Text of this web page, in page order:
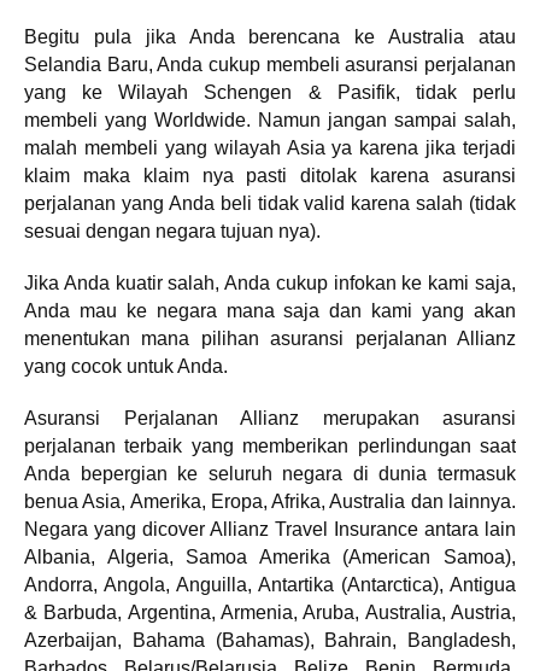
Begitu pula jika Anda berencana ke Australia atau
Selandia Baru, Anda cukup membeli asuransi perjalanan
yang ke Wilayah Schengen & Pasifik, tidak perlu
membeli yang Worldwide. Namun jangan sampai salah,
malah membeli yang wilayah Asia ya karena jika terjadi
klaim maka klaim nya pasti ditolak karena asuransi
perjalanan yang Anda beli tidak valid karena salah (tidak
sesuai dengan negara tujuan nya).
Jika Anda kuatir salah, Anda cukup infokan ke kami saja,
Anda mau ke negara mana saja dan kami yang akan
menentukan mana pilihan asuransi perjalanan Allianz
yang cocok untuk Anda.
Asuransi Perjalanan Allianz merupakan asuransi
perjalanan terbaik yang memberikan perlindungan saat
Anda bepergian ke seluruh negara di dunia termasuk
benua Asia, Amerika, Eropa, Afrika, Australia dan lainnya.
Negara yang dicover Allianz Travel Insurance antara lain
Albania, Algeria, Samoa Amerika (American Samoa),
Andorra, Angola, Anguilla, Antartika (Antarctica), Antigua
& Barbuda, Argentina, Armenia, Aruba, Australia, Austria,
Azerbaijan, Bahama (Bahamas), Bahrain, Bangladesh,